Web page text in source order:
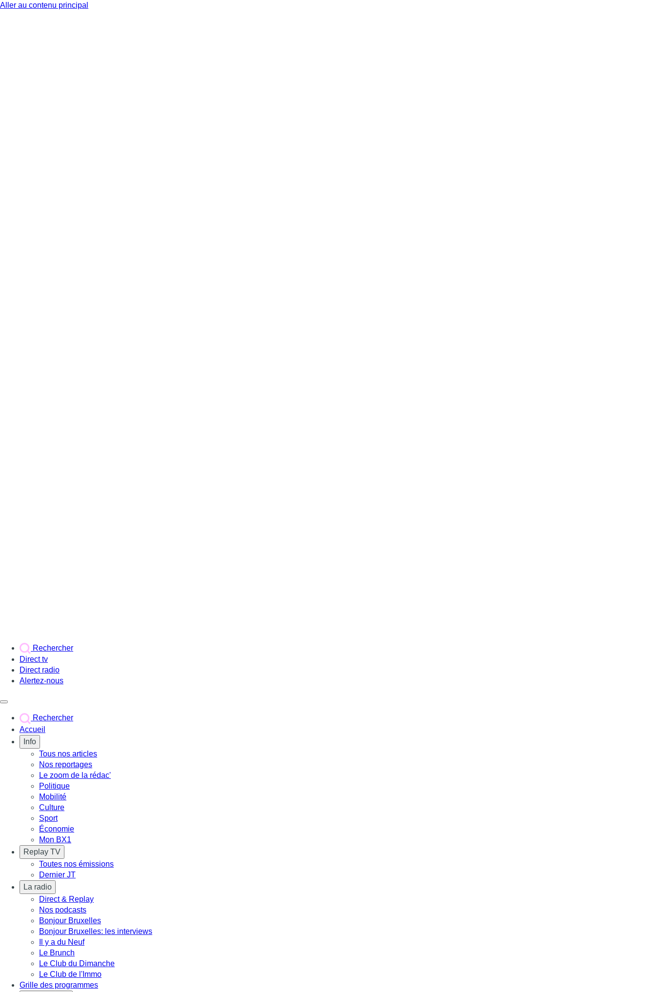
Aller au contenu principal
Rechercher
Direct tv
Direct radio
Alertez-nous
Rechercher
Accueil
Info
Tous nos articles
Nos reportages
Le zoom de la rédac'
Politique
Mobilité
Culture
Sport
Économie
Mon BX1
Replay TV
Toutes nos émissions
Dernier JT
La radio
Direct & Replay
Nos podcasts
Bonjour Bruxelles
Bonjour Bruxelles: les interviews
Il y a du Neuf
Le Brunch
Le Club du Dimanche
Le Club de l'Immo
Grille des programmes